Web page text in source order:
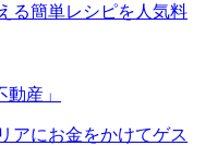
る簡単レシピを人気料
産」
アにお金をかけてゲス